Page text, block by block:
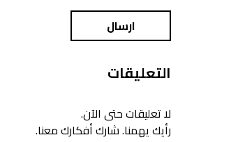
ارسال
التعليقات
لا تعليقات حتى الآن.
رأيك يهمنا. شارك أفكارك معنا.